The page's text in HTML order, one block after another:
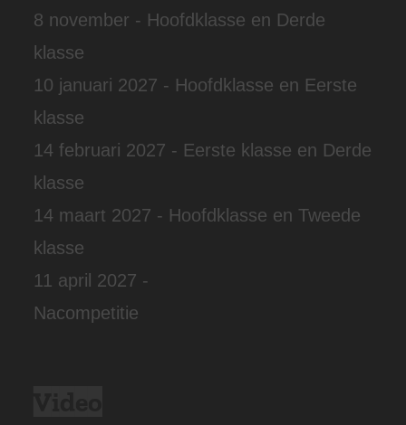
8 november - Hoofdklasse en Derde
klasse
10 januari 2027 - Hoofdklasse en Eerste
klasse
14 februari 2027 - Eerste klasse en Derde
klasse
14 maart 2027 - Hoofdklasse en Tweede
klasse
11 april 2027 -
Nacompetitie